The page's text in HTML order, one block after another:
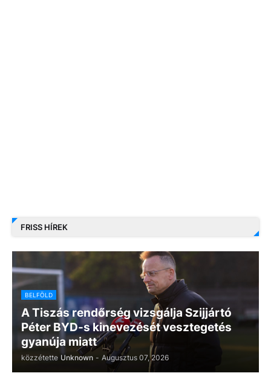
FRISS HÍREK
BELFÖLD
A Tiszás rendőrség vizsgálja Szijjártó
Péter BYD-s kinevezését vesztegetés
gyanúja miatt
közzétette Unknown - Augusztus 07, 2026